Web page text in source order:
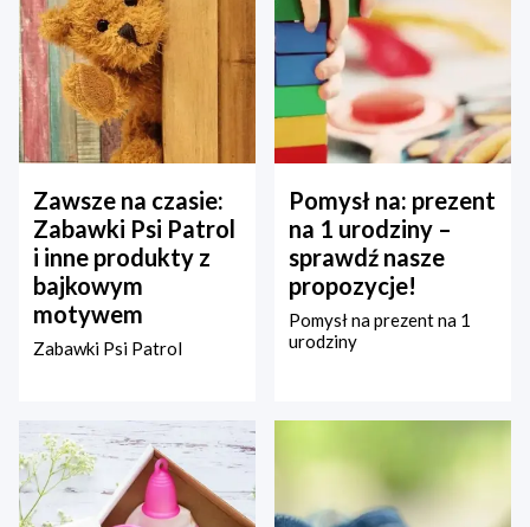
Zawsze na czasie:
Zabawki Psi Patrol
i inne produkty z
bajkowym
motywem
Zabawki Psi Patrol
Pomysł na: prezent
na 1 urodziny –
sprawdź nasze
propozycje!
Pomysł na prezent na 1
urodziny